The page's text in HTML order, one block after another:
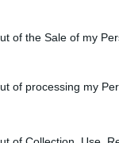
of the Sale of my
of processing my